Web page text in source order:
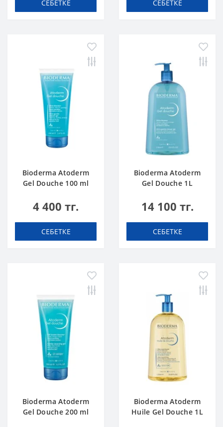
СЕБЕТКЕ СЕБЕТКЕ
Bioderma Atoderm
Gel Douche 100 ml
4 400 тг.
СЕБЕТКЕ
Bioderma Atoderm
Gel Douche 1L
14 100 тг.
СЕБЕТКЕ
Bioderma Atoderm
Gel Douche 200 ml
Bioderma Atoderm
Huile Gel Douche 1L